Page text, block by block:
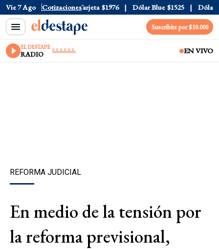
Vie 7 Ago Cotizaciones
$1520 Dólar Tarjeta $1976 Dólar Blue $1525 Dólar
Suscribite por $10.000
EL DESTAPE
RADIO EN VIVO
REFORMA JUDICIAL
En medio de la tensión por
la reforma previsional,